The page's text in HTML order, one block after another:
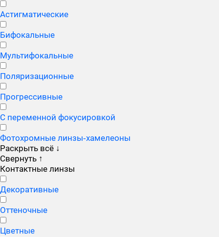
Астигматические
Бифокальные
Мультифокальные
Поляризационные
Прогрессивные
С переменной фокусировкой
Фотохромные линзы‑хамелеоны
Раскрыть всё ↓
Свернуть ↑
Контактные линзы
Декоративные
Оттеночные
Цветные